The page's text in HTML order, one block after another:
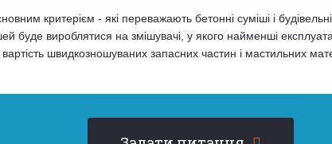
критерієм - які переважають бетонні суміші і
буде вироблятися на змішувачі, у якого найменші
швидкозношуваних запасних частин і мастильних